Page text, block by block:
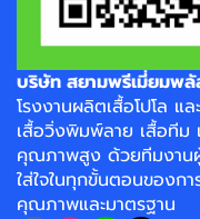
บริษัท สยามพรีเมี่ยมพ
โรงงานผลิตเสื้อโปโล แล
เสื้อวิ่งพิมพ์ลาย เสื้อทีม
คุณภาพสูง ด้วยทีมงานผู้
ใส่ใจในทุกขั้นตอนของก
คุณภาพและมาตรฐาน